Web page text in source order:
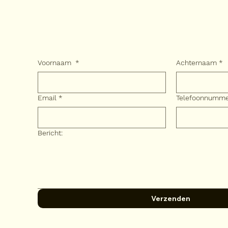
Voornaam * Achternaam *
Email *
Bericht:
Verzenden